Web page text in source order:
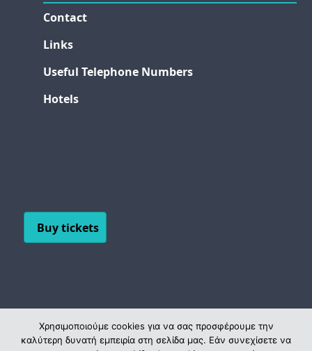
Contact
Links
Useful Telephone Numbers
Hotels
Buy tickets
Χρησιμοποιούμε cookies για να σας προσφέρουμε την
καλύτερη δυνατή εμπειρία στη σελίδα μας. Εάν συνεχίσετε να